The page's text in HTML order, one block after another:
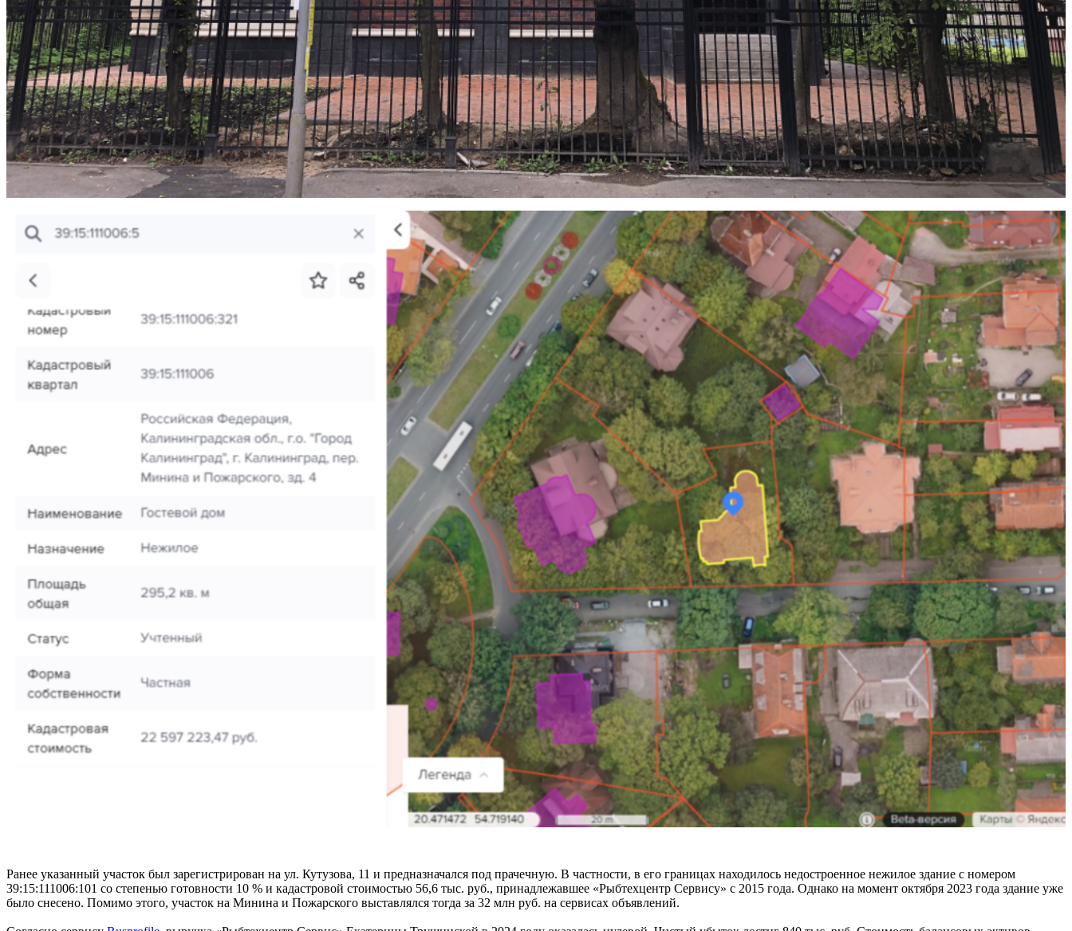
Ранее указанный участок был зарегистрирован на ул. Кутузова, 11 и предназначался под прачечную. В частности, в его границах находилось недостроенное нежилое здание с номером
39:15:111006:101 со степенью готовности 10 % и кадастровой стоимостью 56,6 тыс. руб., принадлежавшее «Рыбтехцентр Сервису» с 2015 года. Однако на момент октября 2023 года здание уже
было снесено. Помимо этого, участок на Минина и Пожарского выставлялся тогда за 32 млн руб. на сервисах объявлений.